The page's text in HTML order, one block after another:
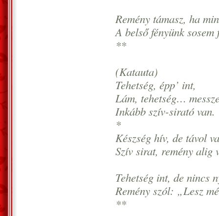
Remény támasz, ha
A belső fényünk sosem
**
(Katauta)
Tehetség, épp’ int,
Lám, tehetség…
Inkább szív-sirató van.
*
Készség hív, de távol
Szív sirat, remény alig
Tehetség int, de nincs
Remény szól: „Lesz
**